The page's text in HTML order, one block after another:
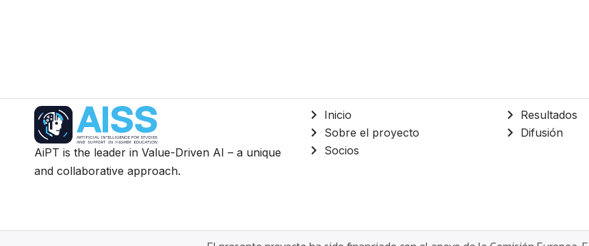
AiPT is the leader in Value-Driven AI – a unique
and collaborative approach.
Inicio
Sobre el proyecto
Socios
Resultados
Difusión